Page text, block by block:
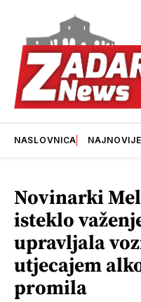
NASLOVNICA
Novinarki
isteklo
upravljala
utjecajem
promila